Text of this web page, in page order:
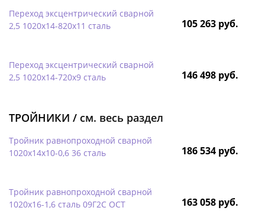
Переход эксцентрический сварной
2,5 1020х14-820х11 сталь
105 263 руб.
Переход эксцентрический сварной
2,5 1020х14-720х9 сталь
146 498 руб.
ТРОЙНИКИ / см. весь раздел
Тройник равнопроходной сварной
1020х14х10-0,6 36 сталь
186 534 руб.
Тройник равнопроходной сварной
1020х16-1,6 сталь 09Г2С ОСТ
163 058 руб.